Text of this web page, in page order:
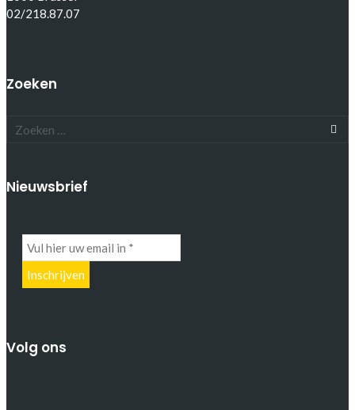
02/218.87.07
Zoeken
Nieuwsbrief
Volg ons